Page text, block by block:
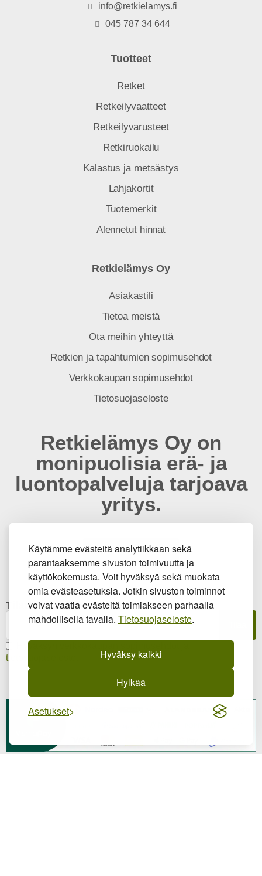
Käytämme evästeitä analytiikkaan sekä
parantaaksemme sivuston toimivuutta ja
käyttökokemusta. Voit hyväksyä sekä muokata
omia evästeasetuksia. Jotkin sivuston toiminnot
voivat vaatia evästeitä toimiakseen parhaalla
mahdollisella tavalla. Tietosuojaseloste.
Hyväksy kaikki
Hylkää
Asetukset
info@retkielamys.fi
045 787 34 644
Tuotteet
Retket
Retkeilyvaatteet
Retkeilyvarusteet
Retkiruokailu
Kalastus ja metsästys
Lahjakortit
Tuotemerkit
Alennetut hinnat
Retkielämys Oy
Asiakastili
Tietoa meistä
Ota meihin yhteyttä
Retkien ja tapahtumien sopimusehdot
Verkkokaupan sopimusehdot
Tietosuojaseloste
Retkielämys Oy on
monipuolisia erä- ja
luontopalveluja tarjoava
yritys.
Tutustu blogiin
Tilaa uutiskirjeemme
Hyväksyn
tietosuojaseloste